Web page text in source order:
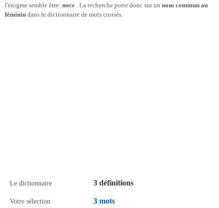
l'énigme semble être: noce . La recherche porte donc sur un nom commun au
féminin dans le dictionnaire de mots croisés.
Le dictionnaire 3 définitions
Votre sélection 3 mots